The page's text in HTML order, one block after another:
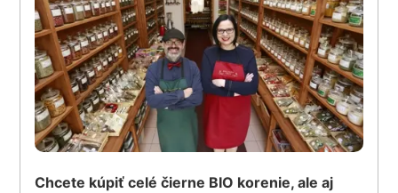
Chcete kúpiť celé čierne BIO korenie, ale aj